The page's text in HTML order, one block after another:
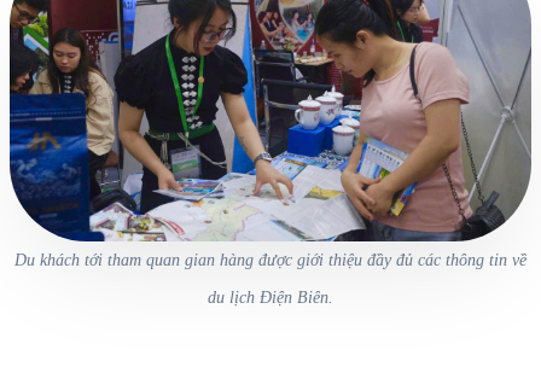
Du khách tới tham quan gian hàng được giới thiệu đầy đủ các thông tin về
du lịch Điện Biên.